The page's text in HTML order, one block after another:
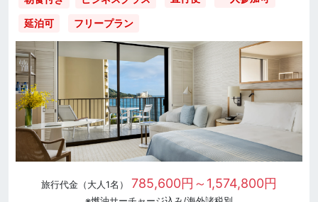
延泊可 フリープラン
旅行代金（大人1名） 785,600円～1,574,800円